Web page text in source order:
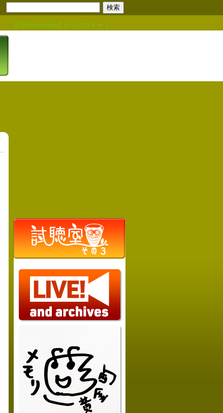
@Shichoshitsu2 からのツイート